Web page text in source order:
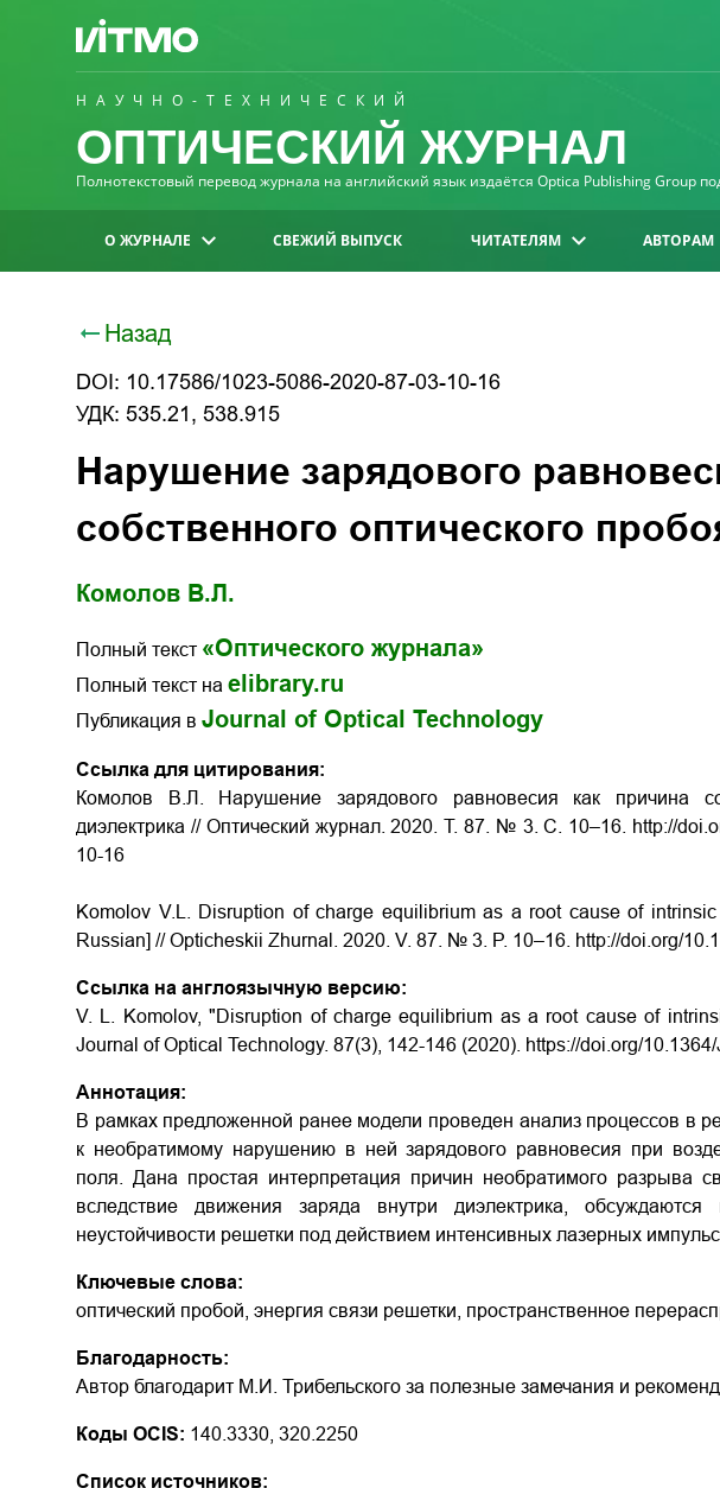
НАУЧНО-ТЕХНИЧЕСКИЙ
ОПТИЧЕСКИЙ ЖУРНАЛ
Полнотекстовый перевод журнала на английский язык издаётся Optica Publishing Group
О ЖУРНАЛЕ СВЕЖИЙ ВЫПУСК ЧИТАТЕЛЯМ АВТОРАМ
Назад
DOI: 10.17586/1023-5086-2020-87-03-10-16
УДК: 535.21, 538.915
Нарушение зарядового
собственного оптического
Комолов В.Л.
Полный текст «Оптического журнала»
Полный текст на elibrary.ru
Публикация в Journal of Optical Technology
Ссылка для цитирования:
Комолов В.Л. Нарушение зарядового равновесия как причина
диэлектрика // Оптический журнал. 2020. Т. 87. № 3. С. 10–16. http://
10-16
Komolov V.L. Disruption of charge equilibrium as a root cause of
Russian] // Opticheskii Zhurnal. 2020. V. 87. № 3. P. 10–16. http://doi.org/
Ссылка на англоязычную версию:
V. L. Komolov, "Disruption of charge equilibrium as a root cause of
Journal of Optical Technology. 87(3), 142-146 (2020). https://doi.org/
Аннотация:
В рамках предложенной ранее модели проведен анализ процессов в
к необратимому нарушению в ней зарядового равновесия при
поля. Дана простая интерпретация причин необратимого разрыва
вследствие движения заряда внутри диэлектрика,
неустойчивости решетки под действием интенсивных лазерных
Ключевые слова:
оптический пробой, энергия связи решетки, пространственное
Благодарность:
Автор благодарит М.И. Трибельского за полезные замечания и
Коды OCIS: 140.3330, 320.2250
Список источников: